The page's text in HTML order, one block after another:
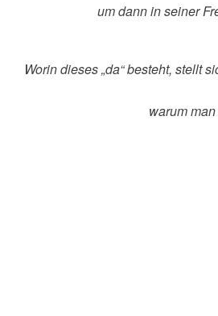
um dann in seiner
Worin dieses „da“ besteht, stellt
warum